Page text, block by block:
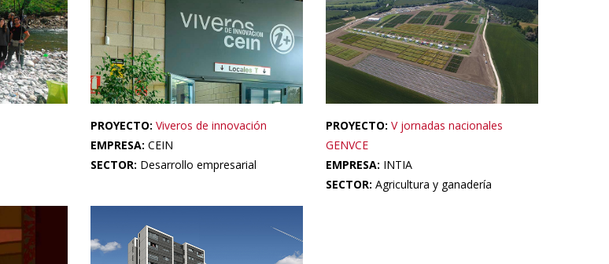
PROYECTO: Viveros de innovación
EMPRESA: CEIN
SECTOR: Desarrollo empresarial
PROYECTO: V jornadas nacionales
GENVCE
EMPRESA: INTIA
SECTOR: Agricultura y ganadería